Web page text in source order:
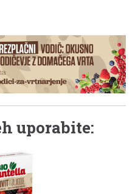
uporabite: